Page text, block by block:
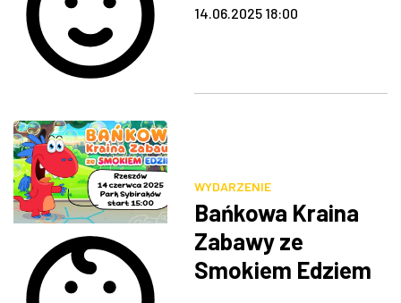
14.06.2025 18:00
WYDARZENIE
Bańkowa Kraina
Zabawy ze
Smokiem Edziem